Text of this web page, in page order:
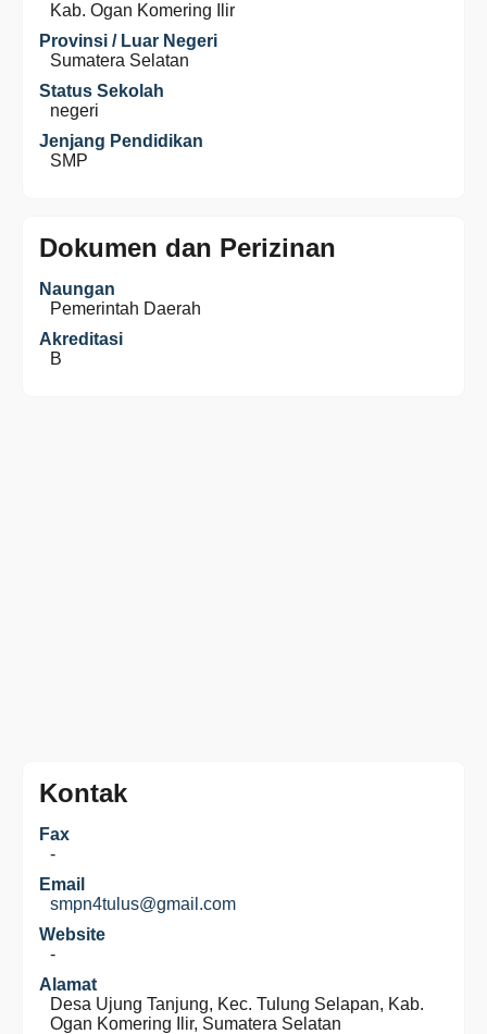
Kab. Ogan Komering Ilir
Provinsi / Luar Negeri
Sumatera Selatan
Status Sekolah
negeri
Jenjang Pendidikan
SMP
Dokumen dan Perizinan
Naungan
Pemerintah Daerah
Akreditasi
B
Kontak
Fax
-
Email
smpn4tulus@gmail.com
Website
-
Alamat
Desa Ujung Tanjung, Kec. Tulung Selapan, Kab.
Ogan Komering Ilir, Sumatera Selatan